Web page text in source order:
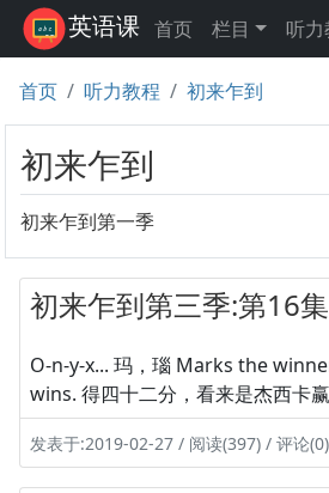
英语课 首页 栏目 听力
首页 听力教程 初来乍到
初来乍到
初来乍到第一季
初来乍到第三季:第16
O-n-y-x... 玛，瑙 Marks the
wins. 得四十二分，看来是杰西卡
发表于:2019-02-27 / 阅读(397) / 评论(0)